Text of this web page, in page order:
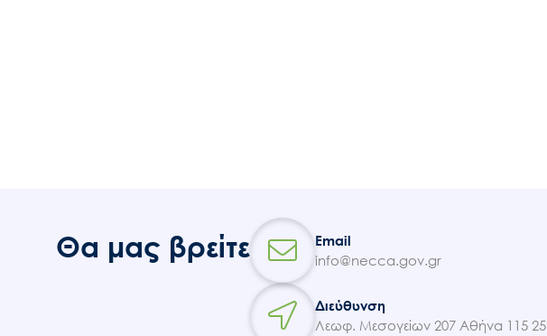
Θα μας βρείτε
Email
info@necca.gov.gr
Διεύθυνση
Λεωφ. Μεσογείων 207 Αθήνα 115 25